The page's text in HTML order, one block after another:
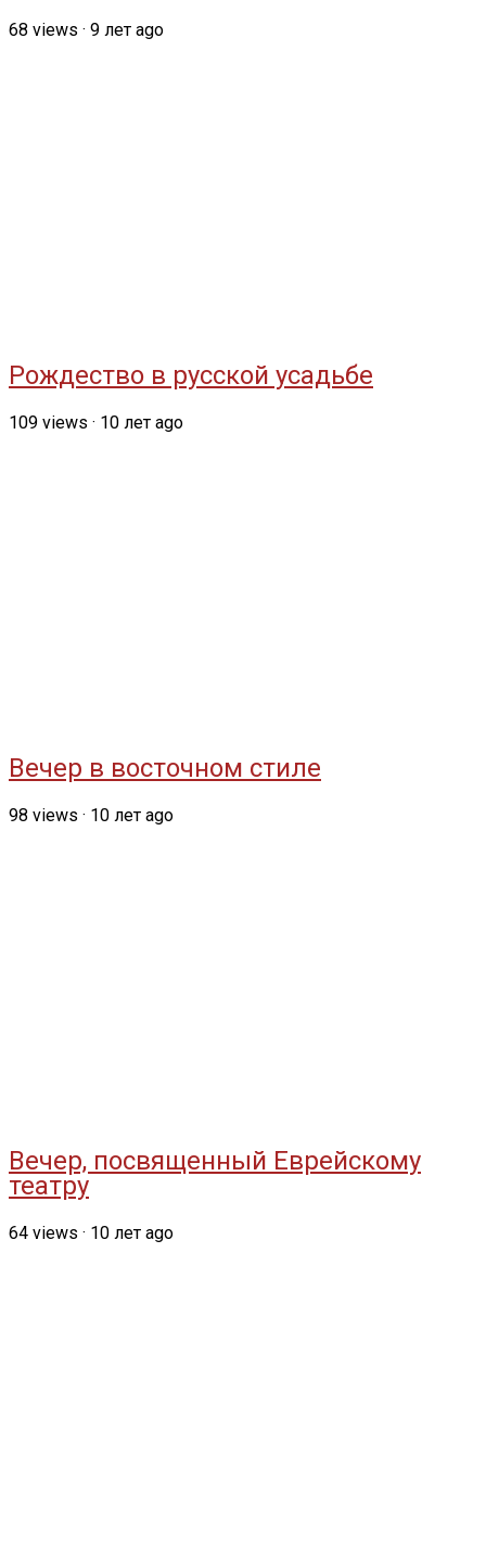
68 views · 9 лет ago
Рождество в русской усадьбе
109 views · 10 лет ago
Вечер в восточном стиле
98 views · 10 лет ago
Вечер, посвященный Еврейскому
театру
64 views · 10 лет ago